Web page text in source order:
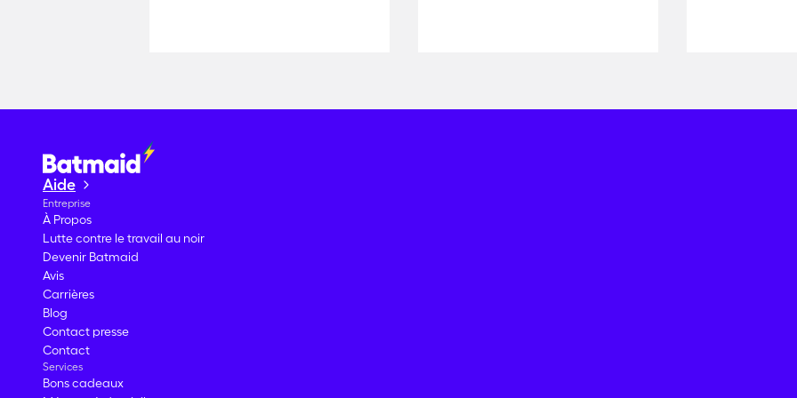
Aide
Entreprise
À Propos
Lutte contre le travail au noir
Devenir Batmaid
Avis
Carrières
Blog
Contact presse
Contact
Services
Bons cadeaux